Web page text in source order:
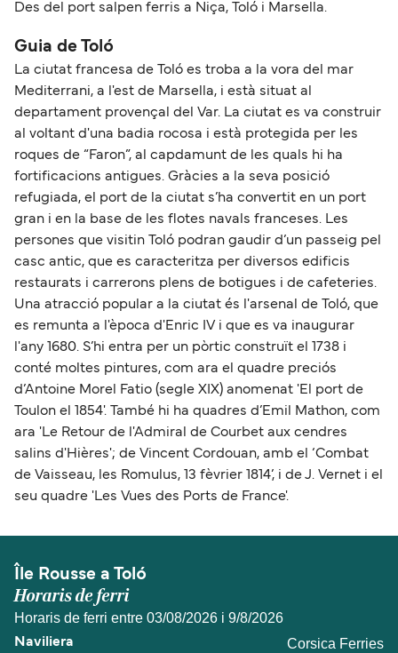
Des del port salpen ferris a Niça, Toló i Marsella.
Guia de Toló
La ciutat francesa de Toló es troba a la vora del mar
Mediterrani, a l'est de Marsella, i està situat al
departament provençal del Var. La ciutat es va construir
al voltant d'una badia rocosa i està protegida per les
roques de “Faron”, al capdamunt de les quals hi ha
fortificacions antigues. Gràcies a la seva posició
refugiada, el port de la ciutat s’ha convertit en un port
gran i en la base de les flotes navals franceses. Les
persones que visitin Toló podran gaudir d’un passeig pel
casc antic, que es caracteritza per diversos edificis
restaurats i carrerons plens de botigues i de cafeteries.
Una atracció popular a la ciutat és l'arsenal de Toló, que
es remunta a l'època d'Enric IV i que es va inaugurar
l'any 1680. S’hi entra per un pòrtic construït el 1738 i
conté moltes pintures, com ara el quadre preciós
d’Antoine Morel Fatio (segle XIX) anomenat 'El port de
Toulon el 1854'. També hi ha quadres d’Emil Mathon, com
ara 'Le Retour de l'Admiral de Courbet aux cendres
salins d'Hières'; de Vincent Cordouan, amb el ‘Combat
de Vaisseau, les Romulus, 13 fèvrier 1814’, i de J. Vernet i el
seu quadre 'Les Vues des Ports de France'.
Île Rousse a Toló
Horaris de ferri
Horaris de ferri entre 03/08/2026 i 9/8/2026
Corsica Ferries